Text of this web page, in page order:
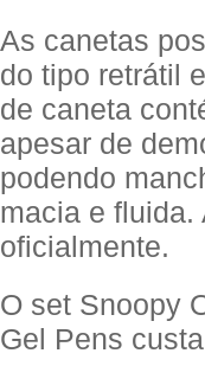
As canetas
do tipo retrátil
de caneta
apesar de
podendo
macia e
oficialmente.
O set Snoopy
Gel Pens